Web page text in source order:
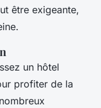
être exigeante,
un hôtel
profiter de la